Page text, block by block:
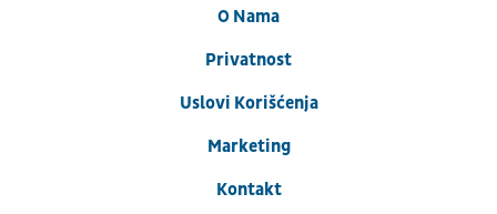
O Nama
Privatnost
Uslovi Korišćenja
Marketing
Kontakt